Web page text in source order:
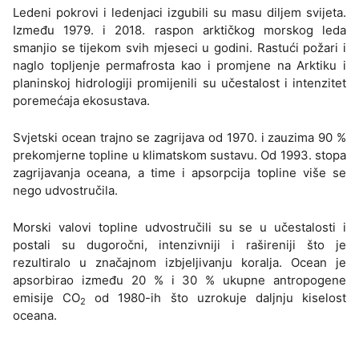
Ledeni pokrovi i ledenjaci izgubili su masu diljem svijeta.
Između 1979. i 2018. raspon arktičkog morskog leda
smanjio se tijekom svih mjeseci u godini. Rastući požari i
naglo topljenje permafrosta kao i promjene na Arktiku i
planinskoj hidrologiji promijenili su učestalost i intenzitet
poremećaja ekosustava.
Svjetski ocean trajno se zagrijava od 1970. i zauzima 90 %
prekomjerne topline u klimatskom sustavu. Od 1993. stopa
zagrijavanja oceana, a time i apsorpcija topline više se
nego udvostručila.
Morski valovi topline udvostručili su se u učestalosti i
postali su dugoročni, intenzivniji i rašireniji što je
rezultiralo u značajnom izbjeljivanju koralja. Ocean je
apsorbirao između 20 % i 30 % ukupne antropogene
emisije CO2
od 1980-ih što uzrokuje daljnju kiselost
oceana.